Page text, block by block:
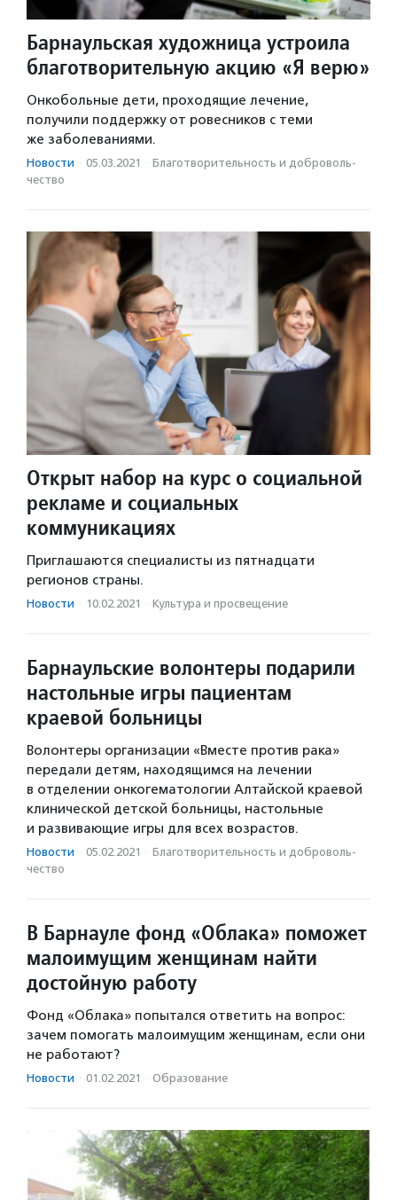
Барнаульская художница устроила
благотворительную акцию «Я верю»
Онкобольные дети, проходящие лечение,
получили поддержку от ровесников с теми
же заболеваниями.
Новости · 05.03.2021 · Благотвори­тель­ность и доброволь­
чест­во
Открыт набор на курс о социальной
рекламе и социальных
коммуникациях
Приглашаются специалисты из пятнадцати
регионов страны.
Новости · 10.02.2021 · Культура и просвещение
Барнаульские волонтеры подарили
настольные игры пациентам
краевой больницы
Волонтеры организации «Вместе против рака»
передали детям, находящимся на лечении
в отделении онкогематологии Алтайской краевой
клинической детской больницы, настольные
и развивающие игры для всех возрастов.
Новости · 05.02.2021 · Благотвори­тель­ность и доброволь­
чест­во
В Барнауле фонд «Облака» поможет
малоимущим женщинам найти
достойную работу
Фонд «Облака» попытался ответить на вопрос:
зачем помогать малоимущим женщинам, если они
не работают?
Новости · 01.02.2021 · Образование